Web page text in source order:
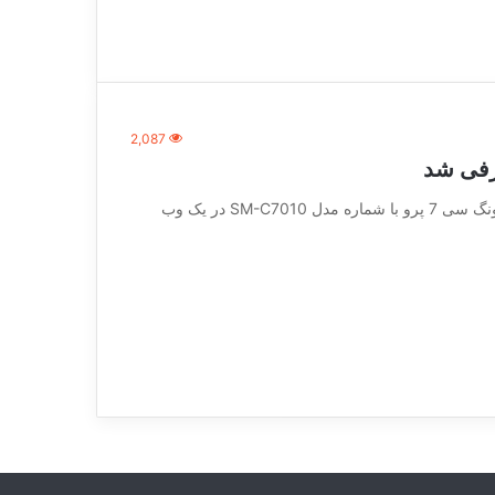
2,087
[vc_row][vc_column][vc_column_text] گوشی سامسونگ سی 7 پرو با شماره مدل SM-C7010 در یک وب